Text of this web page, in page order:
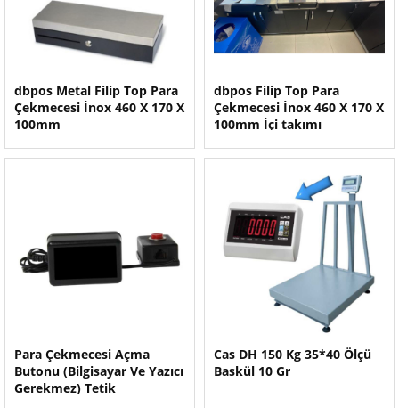
dbpos Metal Filip Top Para
Çekmecesi İnox 460 X 170 X
100mm
dbpos Filip Top Para
Çekmecesi İnox 460 X 170 X
100mm İçi takımı
Para Çekmecesi Açma
Butonu (Bilgisayar Ve Yazıcı
Gerekmez) Tetik
Cas DH 150 Kg 35*40 Ölçü
Baskül 10 Gr